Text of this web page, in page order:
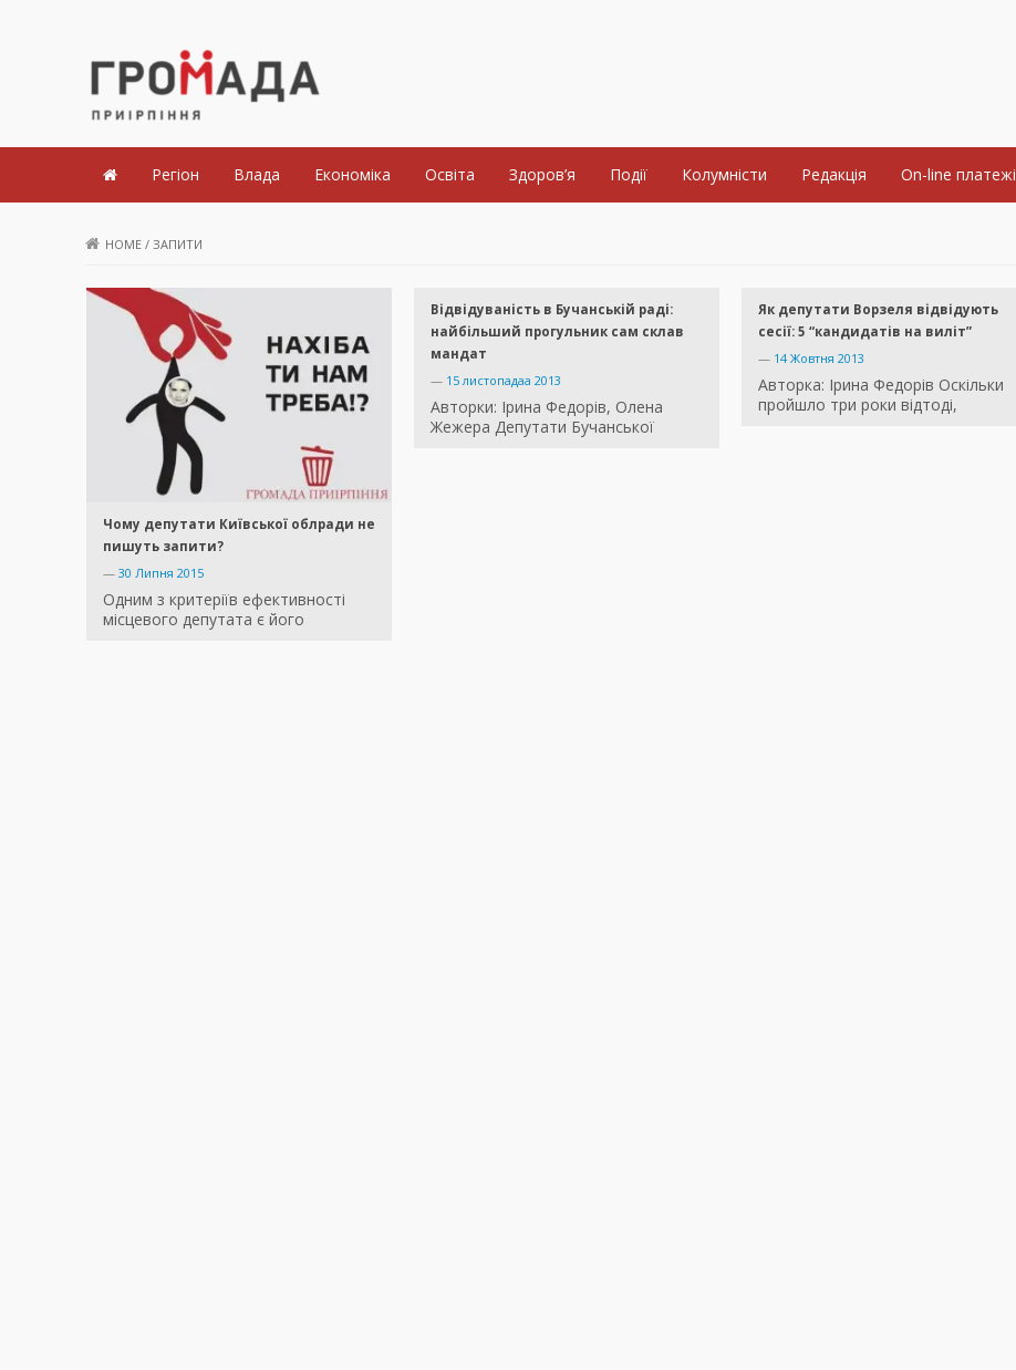
Громада Приірпіння
Регіон Влада Економіка Освіта Здоров’я Події Колумністи Редакція On-line платежі
HOME / ЗАПИТИ
Чому депутати Київської облради не
пишуть запити?
— 30 Липня 2015
Одним з критеріїв ефективності
місцевого депутата є його
Відвідуваність в Бучанській раді:
найбільший прогульник сам склав
мандат
— 15 листопадаа 2013
Авторки: Ірина Федорів, Олена
Жежера Депутати Бучанської
Як депутати Ворзеля відвідують
сесії: 5 “кандидатів на виліт”
— 14 Жовтня 2013
Авторка: Ірина Федорів Оскільки
пройшло три роки відтоді,